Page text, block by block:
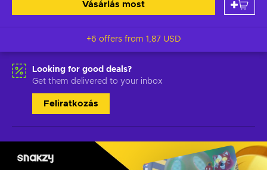
Vásárlás most
+6 offers from 1,87 USD
Looking for good deals?
Get them delivered to your inbox
Feliratkozás